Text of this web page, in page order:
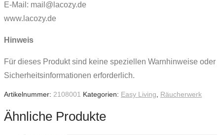
E-Mail: mail@lacozy.de
www.lacozy.de
Hinweis
Für dieses Produkt sind keine speziellen Warnhinweise oder
Sicherheitsinformationen erforderlich.
Artikelnummer: 2108001 Kategorien: Easy Living, Räucherwerk
Ähnliche Produkte